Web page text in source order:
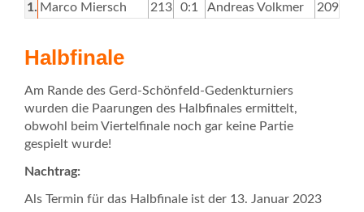
1. Marco Miersch 2132 0:1 Andreas Volkmer 2096
Halbfinale
Am Rande des Gerd-Schönfeld-Gedenkturniers
wurden die Paarungen des Halbfinales ermittelt,
obwohl beim Viertelfinale noch gar keine Partie
gespielt wurde!
Nachtrag:
Als Termin für das Halbfinale ist der 13. Januar 2023